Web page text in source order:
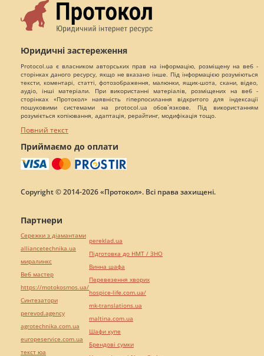
Юридичні застереження
Protocol.ua є власником авторських прав на інформацію, розміщену на веб -
сторінках даного ресурсу, якщо не вказано інше. Під інформацією розуміються
тексти, коментарі, статті, фотозображення, малюнки, ящик-шота, скани, відео,
аудіо, інші матеріали. При використанні матеріалів, розміщених на веб -
сторінках «Протокол» наявність гіперпосилання відкритого для індексації
пошуковими системами на protocol.ua обов`язкове. Під використанням
розуміється копіювання, адаптація, рерайтинг, модифікація тощо.
Повний текст
Приймаємо до оплати
Copyright © 2014-2026 «Протокол». Всі права захищені.
Партнери
Сережки з діамантами
alliancetechnika.ua
миралинкс
Веб мастер
https://motokosmos.ua/
Синтезатори
perevod.agency
agrotechnika.com.ua
europeservice.com.ua
текст юа
pereklad.ua
Підготовка до НМТ / ЗНО
Винна шафа
Перевезення хворих
hospice-life.com.ua/
mk-translations.ua
maltina.com.ua
Шафи купе
Брендові сумки